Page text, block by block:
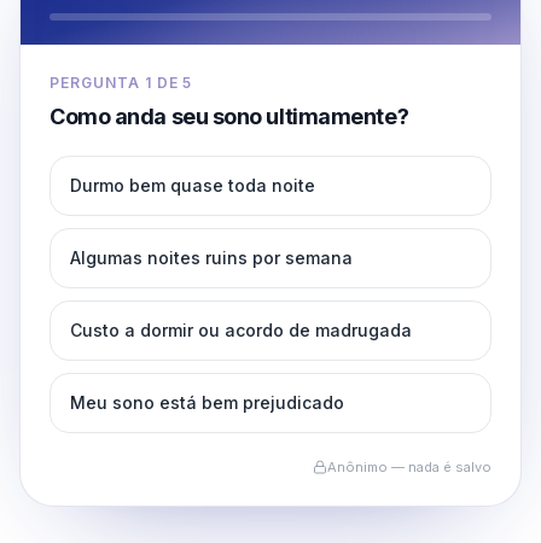
PERGUNTA 1 DE5
Como anda seu sono ultimamente?
Durmo bem quase toda noite
Algumas noites ruins por semana
Custo a dormir ou acordo de madrugada
Meu sono está bem prejudicado
Anônimo — nada é salvo